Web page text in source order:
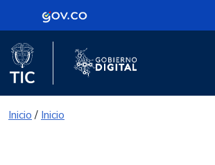
Logo Gobierno de Colombia
Portal Gobierno Digital
Logo del Ministerio TIC
Inicio/ Inicio